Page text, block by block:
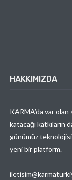
HAKKIMIZDA
KARMA’da var olan
katacağı katkıların
günümüz
yeni bir platform.